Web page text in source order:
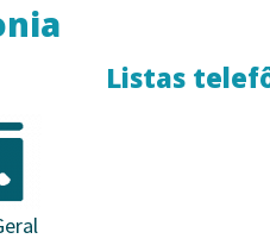
Listas